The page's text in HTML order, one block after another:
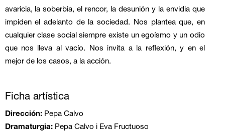
avaricia, la soberbia, el rencor, la desunión y la envidia que
impiden el adelanto de la sociedad. Nos plantea que, en
cualquier clase social siempre existe un egoísmo y un odio
que nos lleva al vacío. Nos invita a la reflexión, y en el
mejor de los casos, a la acción.
Ficha artística
Dirección:Pepa Calvo
Dramaturgia:Pepa Calvo i Eva Fructuoso